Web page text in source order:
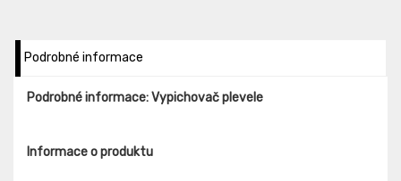
Podrobné informace
Podrobné informace: Vypichovač plevele
Informace o produktu